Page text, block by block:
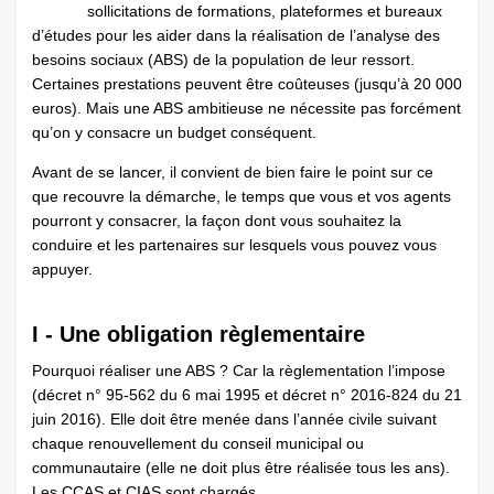
sollicitations de formations, plateformes et bureaux
d’études pour les aider dans la réalisation de l’analyse des
besoins sociaux (ABS) de la population de leur ressort.
Certaines prestations peuvent être coûteuses (jusqu’à 20 000
euros). Mais une ABS ambitieuse ne nécessite pas forcément
qu’on y consacre un budget conséquent.
Avant de se lancer, il convient de bien faire le point sur ce
que recouvre la démarche, le temps que vous et vos agents
pourront y consacrer, la façon dont vous souhaitez la
conduire et les partenaires sur lesquels vous pouvez vous
appuyer.
I - Une obligation règlementaire
Pourquoi réaliser une ABS ? Car la règlementation l’impose
(décret n° 95-562 du 6 mai 1995 et décret n° 2016-824 du 21
juin 2016). Elle doit être menée dans l’année civile suivant
chaque renouvellement du conseil municipal ou
communautaire (elle ne doit plus être réalisée tous les ans).